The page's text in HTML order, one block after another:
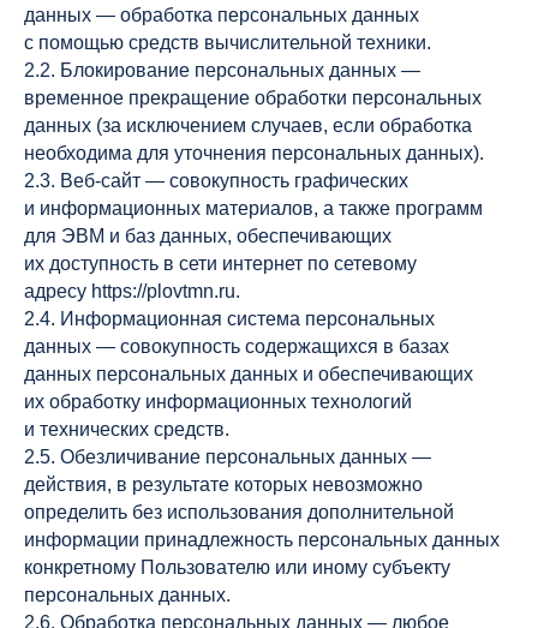
данных — обработка персональных данных
с помощью средств вычислительной техники.
2.2. Блокирование персональных данных —
временное прекращение обработки персональных
данных (за исключением случаев, если обработка
необходима для уточнения персональных данных).
2.3. Веб-сайт — совокупность графических
и информационных материалов, а также программ
для ЭВМ и баз данных, обеспечивающих
их доступность в сети интернет по сетевому
адресу https://plovtmn.ru.
2.4. Информационная система персональных
данных — совокупность содержащихся в базах
данных персональных данных и обеспечивающих
их обработку информационных технологий
и технических средств.
2.5. Обезличивание персональных данных —
действия, в результате которых невозможно
определить без использования дополнительной
информации принадлежность персональных данных
конкретному Пользователю или иному субъекту
персональных данных.
2.6. Обработка персональных данных — любое